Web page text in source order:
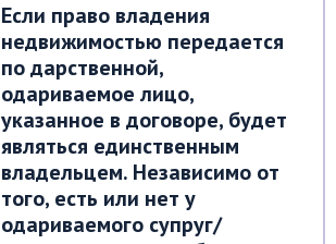
Если право владения
недвижимостью передается
по дарственной,
одариваемое лицо,
указанное в договоре, будет
являться единственным
владельцем. Независимо от
того, есть или нет у
одариваемого супруг/